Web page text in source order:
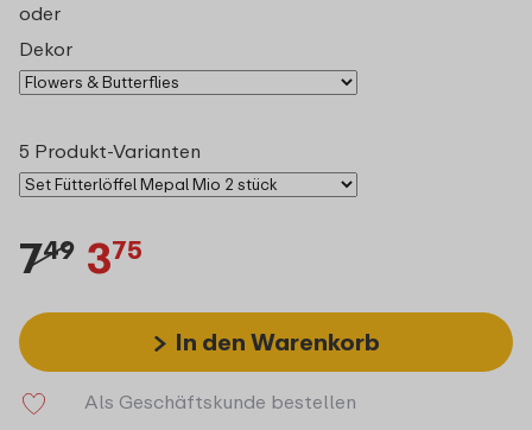
oder
Dekor
5 Produkt-Varianten
749 375
In den Warenkorb
Als Geschäftskunde bestellen